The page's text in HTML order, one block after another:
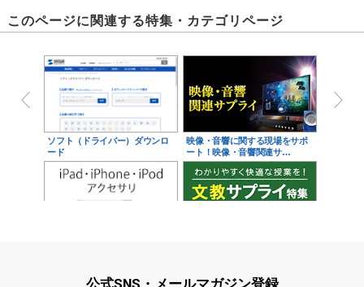
このページに関連する特集・カテゴリページ
ソフト（ドライバー）ダウンロ
ード
映像・音響に関する現場をサポ
ート！映像・音響関連サ…
公式SNS・メールマガジン登録